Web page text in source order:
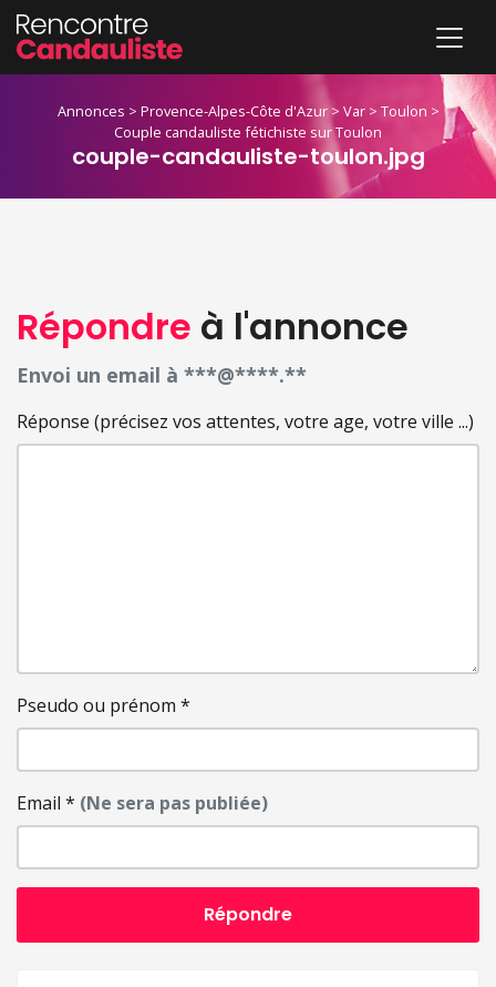
Annonces > Provence-Alpes-Côte d'Azur> Var> Toulon >
Couple candauliste fétichiste sur Toulon
couple-candauliste-toulon.jpg
Répondre à l'annonce
Envoi un email à ***@****.**
Réponse (précisez vos attentes, votre age, votre ville ...)
Pseudo ou prénom *
Email * (Ne sera pas publiée)
Répondre